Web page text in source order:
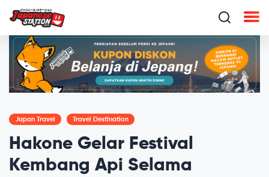
Japan Travel Travel Destination
Hakone Gelar Festival
Kembang Api Selama